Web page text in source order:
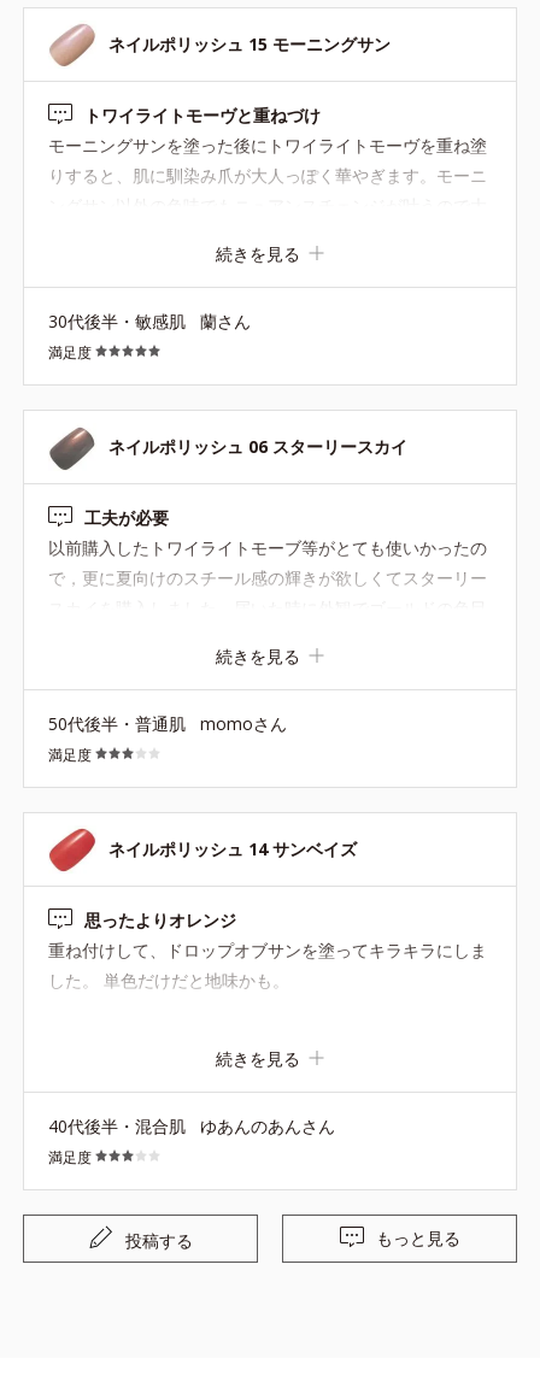
ネイルポリッシュ 15 モーニングサン
トワイライトモーヴと重ねづけ
モーニングサンを塗った後にトワイライトモーヴを重ね塗
りすると、肌に馴染み爪が大人っぽく華やぎます。モーニ
ングサン以外の色味でもニュアンスチェンジが叶うので大
ワイライトモーヴがなくなりそう。復活希望です！
続きを見る
30代後半・敏感肌 蘭さん
満足度
ネイルポリッシュ 06 スターリースカイ
工夫が必要
以前購入したトワイライトモーブ等がとても使いかったの
で，更に夏向けのスチール感の輝きが欲しくてスターリー
た・・・単色では私の肌の色で黄みグレーな感じで光って
あまり肌がキレイに見えませんでした．でもこれに限定色
のトワイライトモーブを重ねたらあら不思議〜青みのスチ
ール感輝きになりこれは使える！色になりました．足のネ
イルにこの夏使えそうです． トワイライトモーブはドライ
ローズに重ねてもとても素敵なニュアンスチェンジができ
て優秀色です．トワイライトモーブ再販をお願いしま
す！！
続きを見る
50代後半・普通肌 momoさん
満足度
ネイルポリッシュ 14 サンベイズ
思ったよりオレンジ
重ね付けして、ドロップオブサンを塗ってキラキラにしま
した。 単色だけだと地味かも。
続きを見る
40代後半・混合肌 ゆあんのあんさん
満足度
投稿する もっと見る